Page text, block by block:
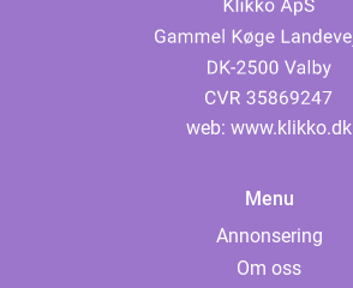
web: www.klikko.dk
Menu
Annonsering
Om oss